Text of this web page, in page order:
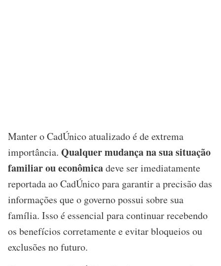
Manter o CadÚnico atualizado é de extrema
importância. Qualquer mudança na sua situação
familiar ou econômicadeve ser imediatamente
reportada ao CadÚnico para garantir a precisão das
informações que o governo possui sobre sua
família. Isso é essencial para continuar recebendo
os benefícios corretamente e evitar bloqueios ou
exclusões no futuro.